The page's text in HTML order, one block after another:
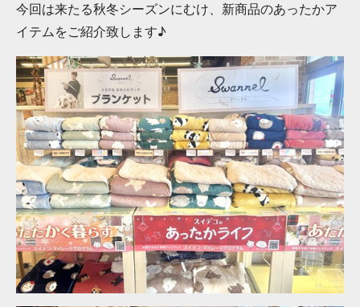
今回は来たる秋冬シーズンにむけ、新商品のあったかア
イテムをご紹介致します♪